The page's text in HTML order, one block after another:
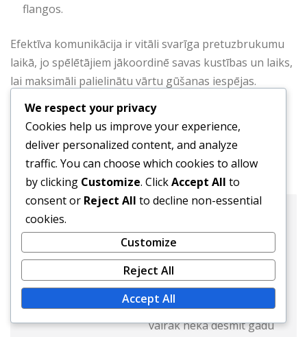
flangos.
Efektīva komunikācija ir vitāli svarīga pretuzbrukumu
laikā, jo spēlētājiem jākoordinē savas kustības un laiks,
lai maksimāli palielinātu vārtu gūšanas iespējas.
efektīvi pārvērst aizsardzības situācijas par vārtu
gūšanas iespējām.
Website:
Viktors Olbraits ir futbola
stratēģis un treneris ar
vairāk nekā desmit gadu
We respect your privacy
Cookies help us improve your experience,
deliver personalized content, and analyze
traffic. You can choose which cookies to allow
by clicking Customize. ClickAccept All to
consent or Reject All to decline non-essential
cookies.
Customize
Reject All
Accept All